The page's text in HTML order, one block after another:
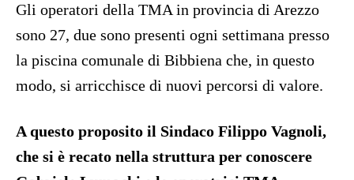
Gli operatori della TMA in provincia di Arezzo
sono 27, due sono presenti ogni settimana presso
la piscina comunale di Bibbiena che, in questo
modo, si arricchisce di nuovi percorsi di valore.
A questo proposito il Sindaco Filippo Vagnoli,
che si è recato nella struttura per conoscere